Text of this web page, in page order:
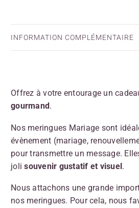
INFORMATION COMPLÉMENTAIRE
Offrez à votre entourage un
gourmand .
Nos meringues Mariage sont
évènement (mariage,
pour transmettre un message.
jolisouvenir gustatif et visuel.
Nous attachons une grande
nos meringues. Pour cela, nous